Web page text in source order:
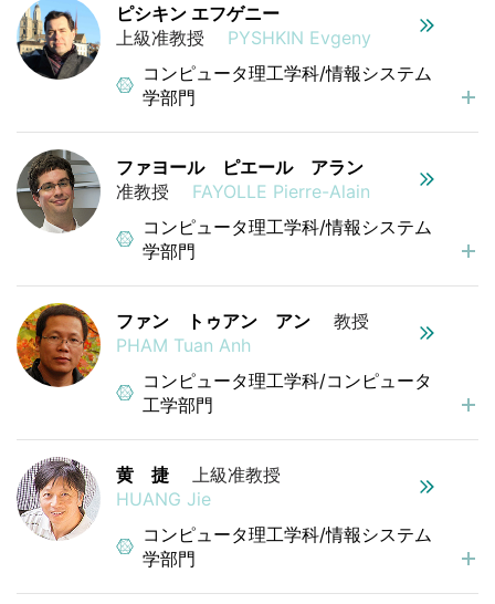
ピシキン エフゲニー
上級准教授
PYSHKIN Evgeny
コンピュータ理工学科/情報システム
学部門
ファヨール ピエール アラン
准教授
FAYOLLE Pierre-Alain
コンピュータ理工学科/情報システム
学部門
ファン トゥアン アン
教授
PHAM Tuan Anh
コンピュータ理工学科/コンピュータ
工学部門
黄 捷
上級准教授
HUANG Jie
コンピュータ理工学科/情報システム
学部門